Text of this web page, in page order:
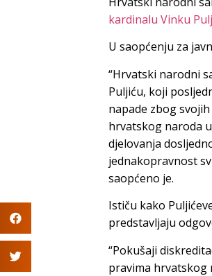
kardinalu Vinku
U saopćenju za
“Hrvatski narodni
Puljiću, koji
napade zbog
hrvatskog naroda
djelovanja
jednakopravnost
saopćeno je.
Ističu kako
predstavljaju
“Pokušaji
pravima hrvatskog